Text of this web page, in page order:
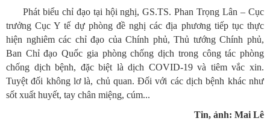
Phát biểu chỉ đạo tại hội nghị, GS.TS. Phan Trọng Lân – Cục
trưởng Cục Y tế dự phòng đề nghị các địa phương tiếp tục thực
hiện nghiêm các chỉ đạo của Chính phủ, Thủ tướng Chính phủ,
Ban Chỉ đạo Quốc gia phòng chống dịch trong công tác phòng
chống dịch bệnh, đặc biệt là dịch COVID-19 và tiêm vắc xin.
Tuyệt đối không lơ là, chủ quan. Đối với các dịch bệnh khác như
sốt xuất huyết, tay chân miệng, cúm...
Tin, ảnh: Mai Lê